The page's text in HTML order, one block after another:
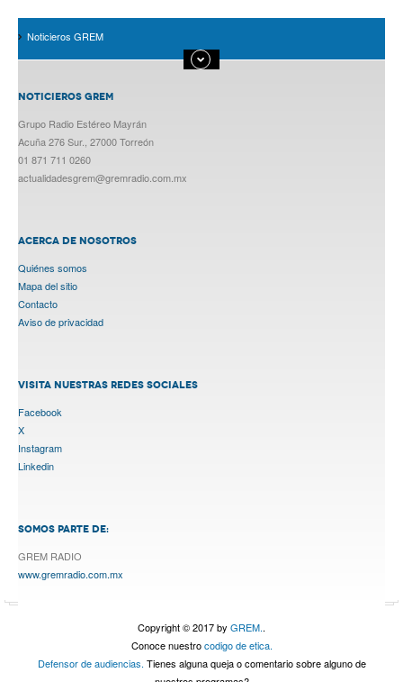
Noticieros GREM
NOTICIEROS GREM
Grupo Radio Estéreo Mayrán
Acuña 276 Sur., 27000 Torreón
01 871 711 0260
actualidadesgrem@gremradio.com.mx
ACERCA DE NOSOTROS
Quiénes somos
Mapa del sitio
Contacto
Aviso de privacidad
VISITA NUESTRAS REDES SOCIALES
Facebook
X
Instagram
Linkedin
SOMOS PARTE DE:
GREM RADIO
www.gremradio.com.mx
Copyright © 2017 by GREM..
Conoce nuestrocodigo de etica.
Defensor de audiencias. Tienes alguna queja o comentario sobre alguno de